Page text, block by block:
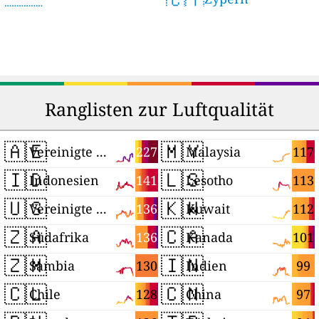
Ranglisten zur Luftqualität
🇦🇪 227
Vereinigte Arabische Emirate
🇮🇩 141
Indonesien
🇺🇸 136
Vereinigte Staaten
🇿🇦 136
Südafrika
🇿🇲 130
Sambia
🇨🇱 128
Chile
🇲🇾 117
Malaysia
🇱🇸 113
Lesotho
🇰🇼 112
Kuwait
🇨🇦 101
Kanada
🇮🇳 99
Indien
🇨🇳 97
China